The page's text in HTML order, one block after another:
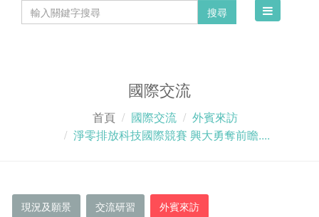
搜尋
Toggle
國際交流
首頁 國際交流
外賓來訪
淨零排放科技國際競賽 興大勇奪前瞻....
現況及願景 交流研習 外賓來訪